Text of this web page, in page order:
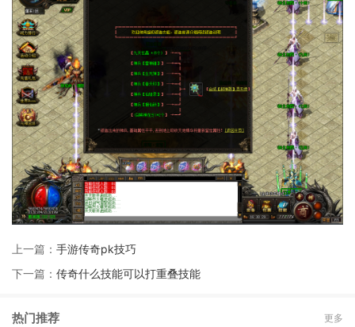
上一篇： 手游传奇pk技巧
下一篇： 传奇什么技能可以打重叠技能
热门推荐 更多